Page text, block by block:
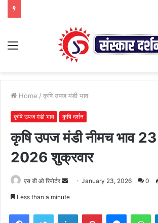
Menu
Home / कृषि उपज मंडी भाव
कृषि उपज मंडी भाव कृषि दर्शन
कृषि उपज मंडी नीमच भाव
2026 शुक्रवार
एस डी ओ रिपोर्टर
Send January 23, 2026 0
Less than a minute
FacebookTwitter LinkedInPinterest